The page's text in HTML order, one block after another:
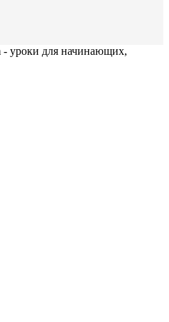
- уроки для начинающих,